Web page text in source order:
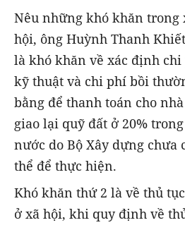
Nêu những khó khăn trong
hội, ông Huỳnh Thanh
là khó khăn về xác định
kỹ thuật và chi phí bồi
bằng để thanh toán cho
giao lại quỹ đất ở 20%
nước do Bộ Xây dựng chưa
thể để thực hiện.
Khó khăn thứ 2 là về thủ
ở xã hội, khi quy định về